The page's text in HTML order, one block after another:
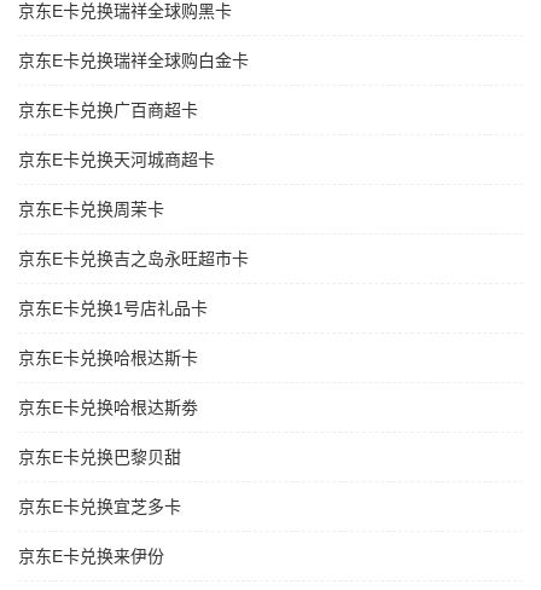
京东E卡兑换瑞祥全球购黑卡
京东E卡兑换瑞祥全球购白金卡
京东E卡兑换广百商超卡
京东E卡兑换天河城商超卡
京东E卡兑换周茉卡
京东E卡兑换吉之岛永旺超市卡
京东E卡兑换1号店礼品卡
京东E卡兑换哈根达斯卡
京东E卡兑换哈根达斯劵
京东E卡兑换巴黎贝甜
京东E卡兑换宜芝多卡
京东E卡兑换来伊份